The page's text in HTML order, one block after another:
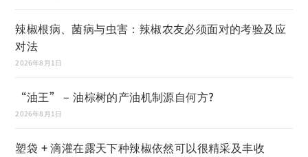
辣椒根病、菌病与虫害：辣椒农友必须面对的考验及应
对法
2026年8月1日
“油王” – 油棕树的产油机制源自何方?
2026年8月1日
塑袋 + 滴灌在露天下种辣椒依然可以很精采及丰收